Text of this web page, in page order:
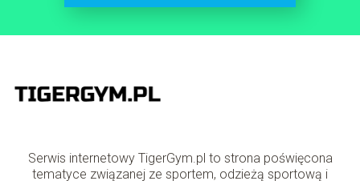
Serwis internetowy TigerGym.pl to strona poświęcona
tematyce związanej ze sportem, odzieżą sportową i